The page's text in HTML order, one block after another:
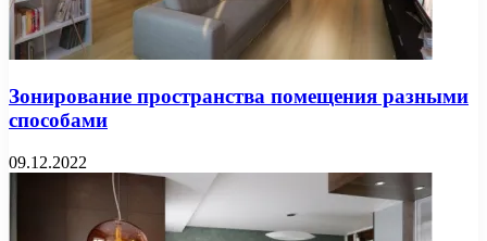
Зонирование пространства помещения разными
способами
09.12.2022